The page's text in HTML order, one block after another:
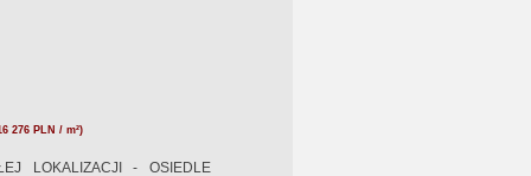
276 PLN / m²)
LOKALIZACJI - OSIEDLE